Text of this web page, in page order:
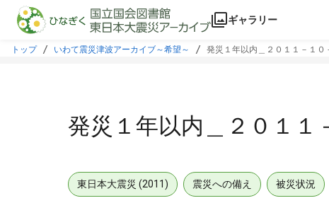
本文に飛ぶ
ギャラリー
トップ いわて震災津波アーカイブ～希望～ 発災１年以内＿２０１１－１０
発災１年以内＿２０１１
東日本大震災 (2011) 震災への備え 被災状況